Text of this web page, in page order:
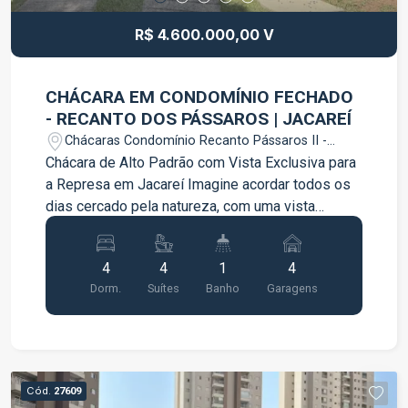
R$ 4.600.000,00 V
CHÁCARA EM CONDOMÍNIO FECHADO
- RECANTO DOS PÁSSAROS | JACAREÍ
Chácaras Condomínio Recanto Pássaros II -
Jacareí/SP
Chácara de Alto Padrão com Vista Exclusiva para
a Represa em Jacareí Imagine acordar todos os
dias cercado pela natureza, com uma vista
deslumbrante para a represa e o conforto de uma
propriedade completa, projetada para
proporcionar momentos inesquecíveis de lazer,
descanso e convivência. Localizada em
condomínio fechado, esta magnífica chácara
exclusividade. Casa Principal 4 suítes amplas e
confortáveis Sala espaçosa com ambientes
4
Dorm.
4
Suítes
1
Banho
4
Garagens
Cód. 27609